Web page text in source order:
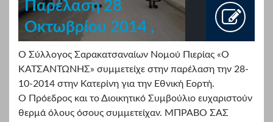
Παρέλαση 28
Οκτωβρίου 2014 ,
Δίον
Ο Σύλλογος Σαρακατσαναίων Νομού Πιερίας «Ο
ΚΑΤΣΑΝΤΩΝΗΣ» συμμετείχε στην παρέλαση την 28-
10-2014 στην Κατερίνη για την Εθνική Εορτή.
Ο Πρόεδρος και το Διοικητικό Συμβούλιο ευχαριστούν
θερμά όλους όσους συμμετείχαν. ΜΠΡΑΒΟ ΣΑΣ